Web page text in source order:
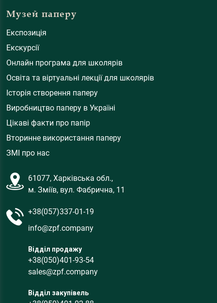
Музей паперу
Експозиція
Екскурсії
Онлайн програма для школярів
Освіта та віртуальні лекції для школярів
Історія створення паперу
Виробництво паперу в Україні
Цікаві факти про папір
Вторинне використання паперу
ЗМІ про нас
61077, Харківська обл.,
м. Зміїв, вул. Фабрична, 11
+38(057)337-01-19
info@zpf.company
Відділ продажу
+38(050)401-93-54
sales@zpf.company
Відділ закупівель